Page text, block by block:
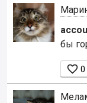
бы
 0